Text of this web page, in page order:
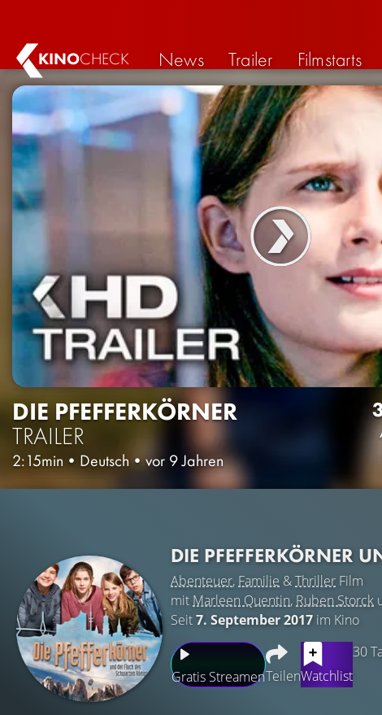
KINOCHECK News Trailer Filmstarts
DIE PFEFFERKÖRNER
TRAILER
2:15min • Deutsch •vor 9 Jahren
DIE PFEFFERKÖRNER
Abenteuer, Familie &Thriller Film
mit Marleen Quentin, Ruben Storck
Seit7. September 2017 im Kino
Gratis StreamenTeilenWatchlist
30